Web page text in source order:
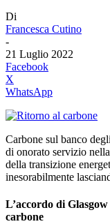
Di
Francesca Cutino
-
21 Luglio 2022
Facebook
X
WhatsApp
Carbone sul banco
di onorato servizio
della transizione
inesorabilmente
L’accordo di
carbone